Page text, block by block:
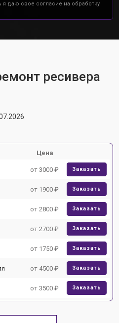
я даю свое согласие на обработку
ресивера
Цена
от 3000 ₽ Заказать
от 1900 ₽ Заказать
от 2800 ₽ Заказать
от 2700 ₽ Заказать
от 1750 ₽ Заказать
от 4500 ₽ Заказать
от 3500 ₽ Заказать